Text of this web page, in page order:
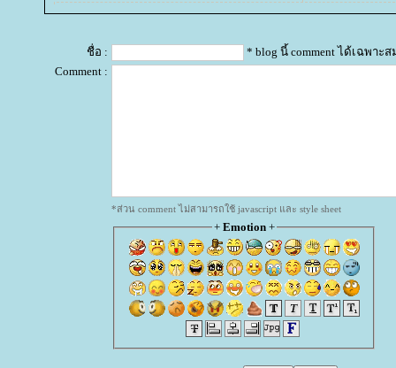
ชื่อ :
* blog นี้ comment ได้เฉพาะ
Comment :
*ส่วน comment ไม่สามารถใช้ javascript และ style sheet
+ Emotion+